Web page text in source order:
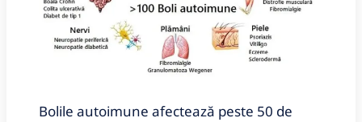
Bolile autoimune afectează peste 50 de